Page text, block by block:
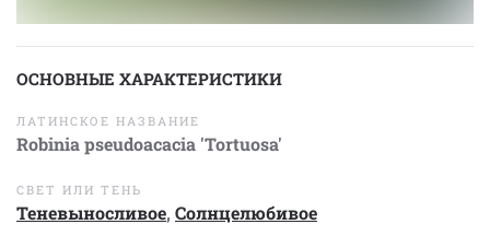
ОСНОВНЫЕ ХАРАКТЕРИСТИКИ
ЛАТИНСКОЕ НАЗВАНИЕ
Robinia pseudoacacia 'Tortuosa'
СВЕТ ИЛИ ТЕНЬ
Теневыносливое, Солнцелюбивое